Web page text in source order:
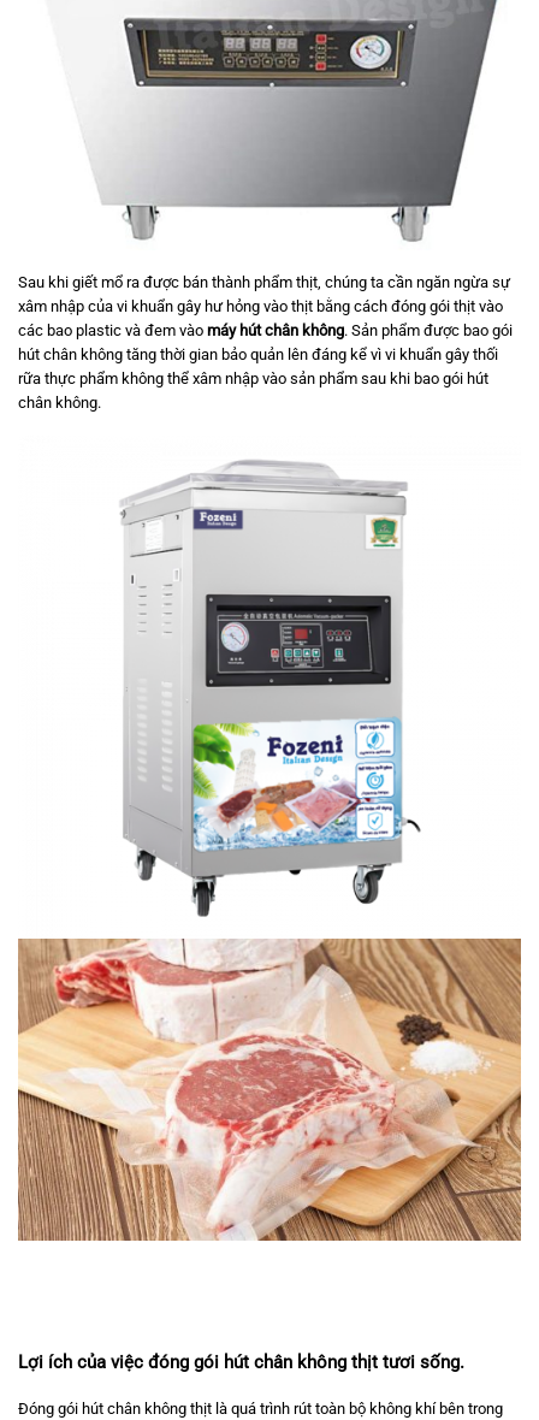
Sau khi giết mổ ra được bán thành phẩm thịt, chúng ta cần ngăn ngừa sự
xâm nhập của vi khuẩn gây hư hỏng vào thịt bằng cách đóng gói thịt vào
các bao plastic và đem vào máy hút chân không. Sản phẩm được bao gói
hút chân không tăng thời gian bảo quản lên đáng kể vì vi khuẩn gây thối
rữa thực phẩm không thể xâm nhập vào sản phẩm sau khi bao gói hút
chân không.
Lợi ích của việc đóng gói hút chân không thịt tươi sống.
Đóng gói hút chân không thịt là quá trình rút toàn bộ không khí bên trong